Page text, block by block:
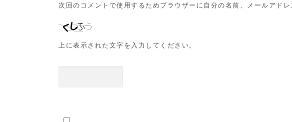
次回のコメントで使用するためブラウザーに自分の名前、メールアドレ
上に表示された文字を入力してください。